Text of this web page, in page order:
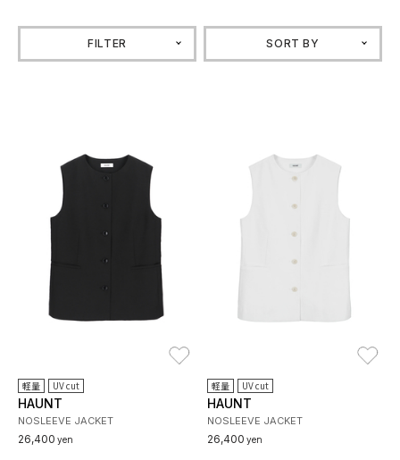
FILTER SORT BY
軽量 UV cut
HAUNT
NOSLEEVE JACKET
26,400 yen
軽量 UV cut
HAUNT
NOSLEEVE JACKET
26,400 yen